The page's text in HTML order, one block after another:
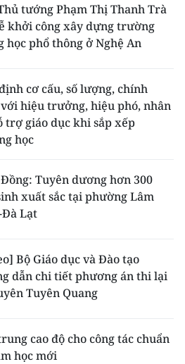
tướng Phạm Thị Thanh Trà
khởi công xây dựng trường
học phổ thông ở Nghệ An
cơ cấu, số lượng, chính
với hiệu trưởng, hiệu phó, nhân
trợ giáo dục khi sắp xếp
học
Tuyên dương hơn 300
xuất sắc tại phường Lâm
Lạt
Bộ Giáo dục và Đào tạo
dẫn chi tiết phương án thi lại
Tuyên Quang
cao độ cho công tác chuẩn
học mới